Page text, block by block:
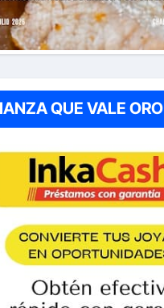
QUE VALE ORO